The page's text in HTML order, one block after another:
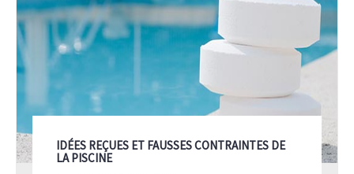
IDÉES REÇUES ET FAUSSES CONTRAINTES DE
LA PISCINE